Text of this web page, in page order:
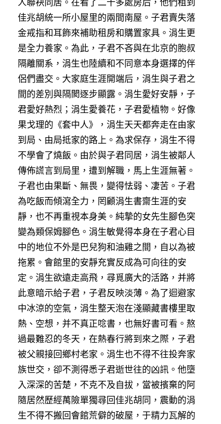
佳兆胡統一所小屋里的兩間南屋。子君賣失落
金戒指和耳飾來補助租房和購置家具。涓生更
是全力養家。為此，子君不吝與在北京的胞叔
隔離關系，涓生也陸續和不同意本身選擇的伴
侶們盡交。大家庭生涯開端后，涓生與子君之
間的差別與隔閡逐步顯露。涓生愛好安靜，子
君愛好熱烈；涓生愛養花，子君愛植物。好像
果戈理的《套中人》，涓生天天都奔走在由家
到局、由局抵家的路上。為求保存，涓生不得
不學會了燒飯。由於與子君同居，涓生被鄰人
傳佈謊言到局里，遭到解職，馬上生涯無著。
子君也由果斷、無畏，變得怯弱、凄苦。子君
為吃飯而傾瀉全力，罔顧涓生書齋生涯的安
靜，也不再重視本身美。純摯的女先生腳色突
變為類保姆腳色。涓生敏覺得本身在子君心目
中的地位不外是巴兒狗和油雞之間，自以為被
拖累。會館里的安靜充實反成為可向往的安
定。涓生欲遠走高飛，尋覓廣大的活路，并將
此意暗示給子君，子君反映淡薄。為了迴避家
中冰涼的空氣，涓生整天泡在淺顯藏書樓里取
熱、空想，并不真正唸書，也無好書可看。熬
過最難忍的冬天，在熱春行將到來之際，子君
被父親接回鄉村老家。涓生也不得不往投奔家
族世交，卻不測得悉子君逝世往的凶訊。他墮
入深深的苦楚，不克不及自拔，當被擯棄的阿
隨居然歷經萬險單獨尋回佳兆胡同，震動的涓
生不得不搬回會館荒僻的破屋，于精力瓦解的